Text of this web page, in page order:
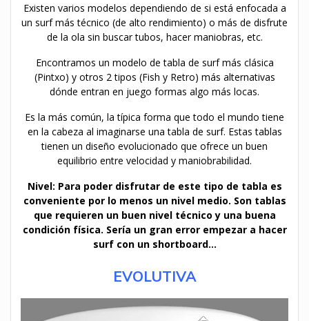
Existen varios modelos dependiendo de si está enfocada a
un surf más técnico (de alto rendimiento) o más de disfrute
de la ola sin buscar tubos, hacer maniobras, etc.
Encontramos un modelo de tabla de surf más clásica
(Pintxo) y otros 2 tipos (Fish y Retro) más alternativas
dónde entran en juego formas algo más locas.
Es la más común, la típica forma que todo el mundo tiene
en la cabeza al imaginarse una tabla de surf. Estas tablas
tienen un diseño evolucionado que ofrece un buen
equilibrio entre velocidad y maniobrabilidad.
Nivel: Para poder disfrutar de este tipo de tabla es
conveniente por lo menos un nivel medio. Son tablas
que requieren un buen nivel técnico y una buena
condición física. Sería un gran error empezar a hacer
surf con un shortboard…
EVOLUTIVA